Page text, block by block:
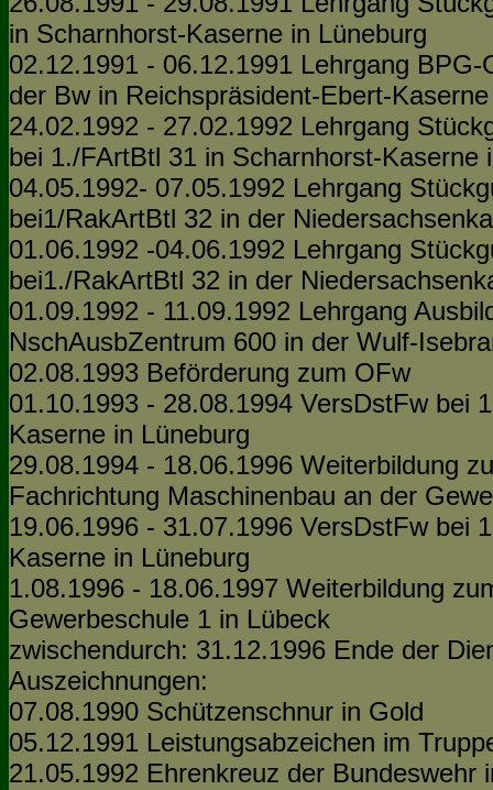
in Scharnhorst-Kaserne in Lüneburg
02.12.1991 - 06.12.1991 Lehrgang
der Bw in Reichspräsident-Ebert-
24.02.1992 - 27.02.1992 Lehrgang
bei 1./FArtBtl 31 in Scharnhorst-Kaserne
04.05.1992- 07.05.1992 Lehrgang
bei1/RakArtBtl 32 in der
01.06.1992 -04.06.1992 Lehrgang
bei1./RakArtBtl 32 in der
01.09.1992 - 11.09.1992 Lehrgang
NschAusbZentrum 600 in der Wulf-
02.08.1993 Beförderung zum OFw
01.10.1993 - 28.08.1994 VersDstFw bei
Kaserne in Lüneburg
29.08.1994 - 18.06.1996 Weiterbildung
Fachrichtung Maschinenbau an der
19.06.1996 - 31.07.1996 VersDstFw bei
Kaserne in Lüneburg
1.08.1996 - 18.06.1997 Weiterbildung
Gewerbeschule 1 in Lübeck
zwischendurch: 31.12.1996 Ende der
Auszeichnungen:
07.08.1990 Schützenschnur in Gold
05.12.1991 Leistungsabzeichen im
21.05.1992 Ehrenkreuz der Bundeswehr